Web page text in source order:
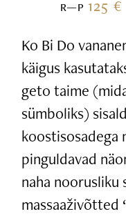
R—P125 €
Ko Bi Do
käigus
geto taime
sümboliks)
pinguldavad
naha noorusliku
massaaživõtted